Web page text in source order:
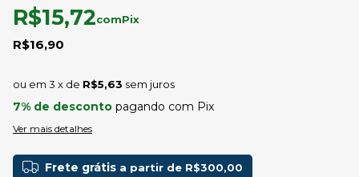
R$16,90
R$15,72comPix
3 x de R$5,63 sem juros
7% de desconto pagando com Pix
Ver mais detalhes
Frete grátis a partir de R$300,00